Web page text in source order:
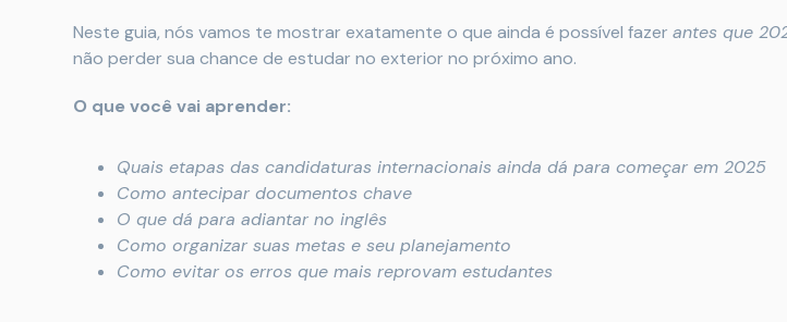
Neste guia, nós vamos te mostrar exatamente o que ainda é possível fazer antes que
não perder sua chance de estudar no exterior no próximo ano.
O que você vai aprender:
Quais etapas das candidaturas internacionais ainda dá para começar em 2025
Como antecipar documentos chave
O que dá para adiantar no inglês
Como organizar suas metas e seu planejamento
Como evitar os erros que mais reprovam estudantes